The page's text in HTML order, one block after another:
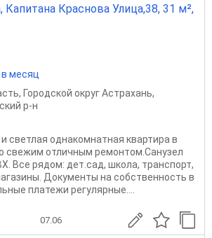
Капитана Краснова Улица,38, 31 м²,
в месяц
, Городской округ Астрахань,
р-н
светлая однакомнатная квартира в
свежим отличным ремонтом.Санузел
Все рядом: дет.сад, школа, транспорт,
Документы на собственность в
платежи регулярные....
07.06